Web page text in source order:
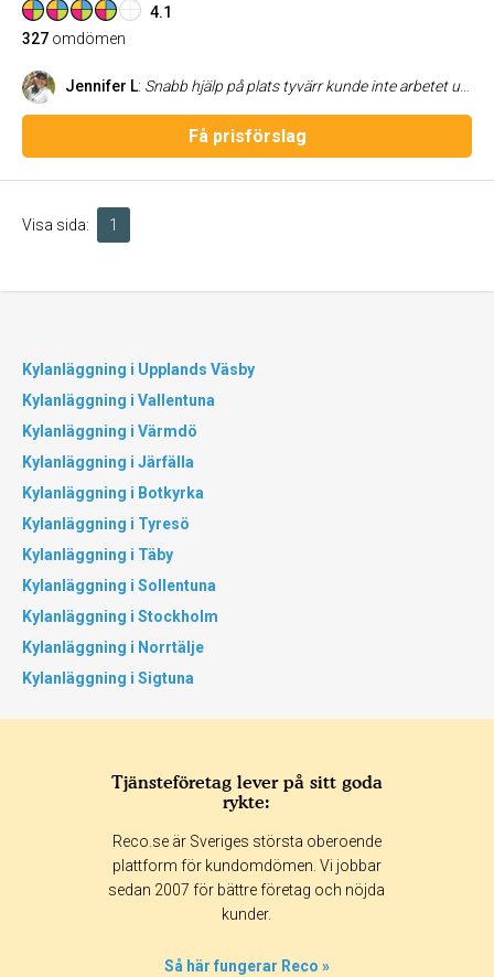
4.1
327 omdömen
Jennifer L: Snabb hjälp på plats tyvärr kunde inte arbetet utföras då det var en annan åtgärd som behövdes göras. Men servicen var bra
Få prisförslag
Visa sida: 1
Kylanläggning i Upplands Väsby
Kylanläggning i Vallentuna
Kylanläggning i Värmdö
Kylanläggning i Järfälla
Kylanläggning i Botkyrka
Kylanläggning i Tyresö
Kylanläggning i Täby
Kylanläggning i Sollentuna
Kylanläggning i Stockholm
Kylanläggning i Norrtälje
Kylanläggning i Sigtuna
Tjänsteföretag lever på sitt goda
rykte:
Reco.se är Sveriges största oberoende
plattform för kundomdömen. Vi jobbar
sedan 2007 för bättre företag och nöjda
kunder.
Så här fungerar Reco »